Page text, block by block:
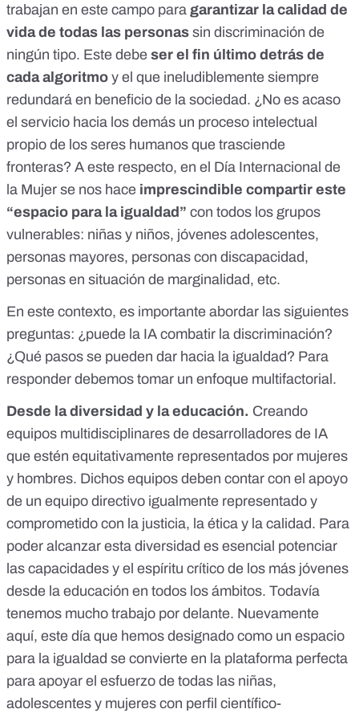
trabajan en este campo para garantizar la calidad de
vida de todas las personas sin discriminación de
ningún tipo. Este debe ser el fin último detrás de
cada algoritmo y el que ineludiblemente siempre
redundará en beneficio de la sociedad. ¿No es acaso
el servicio hacia los demás un proceso intelectual
propio de los seres humanos que trasciende
fronteras? A este respecto, en el Día Internacional de
la Mujer se nos hace imprescindible compartir este
“espacio para la igualdad” con todos los grupos
vulnerables: niñas y niños, jóvenes adolescentes,
personas mayores, personas con discapacidad,
personas en situación de marginalidad, etc.
En este contexto, es importante abordar las siguientes
preguntas: ¿puede la IA combatir la discriminación?
¿Qué pasos se pueden dar hacia la igualdad? Para
responder debemos tomar un enfoque multifactorial.
Desde la diversidad y la educación. Creando
equipos multidisciplinares de desarrolladores de IA
que estén equitativamente representados por mujeres
y hombres. Dichos equipos deben contar con el apoyo
de un equipo directivo igualmente representado y
comprometido con la justicia, la ética y la calidad. Para
poder alcanzar esta diversidad es esencial potenciar
las capacidades y el espíritu crítico de los más jóvenes
desde la educación en todos los ámbitos. Todavía
tenemos mucho trabajo por delante. Nuevamente
aquí, este día que hemos designado como un espacio
para la igualdad se convierte en la plataforma perfecta
para apoyar el esfuerzo de todas las niñas,
adolescentes y mujeres con perfil científico-